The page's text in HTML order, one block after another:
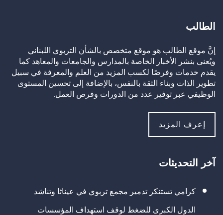
الطالب
إنَّ موقع الطالب هو موقع متخصص بالشأن التربوي اللبناني
ويُعنى بنشر الأخبار الخاصة بالمدارس والجامعات والمعاهد كما
يقدم خدمات وفرصًا لكسب المزيد من العلم والمعرفة في سبيل
تطوير الذات وبناء الثقة بالنفس، بالإضافة إلى تحسين المستوى
الوظيفي عبر توفير عدد من الدورات وفرص العمل.
إعرف المزيد
آخر التحديثات
كرامي تستنكر تدمير مجمع تربوي في عيناثا وتناشد
الدول الكبرى للضغط لوقف استهداف المؤسسات